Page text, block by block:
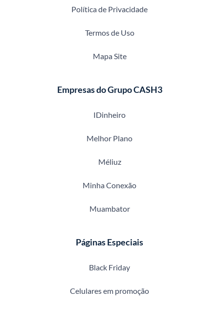
Política de Privacidade
Termos de Uso
Mapa Site
Empresas do Grupo CASH3
IDinheiro
Melhor Plano
Méliuz
Minha Conexão
Muambator
Páginas Especiais
Black Friday
Celulares em promoção